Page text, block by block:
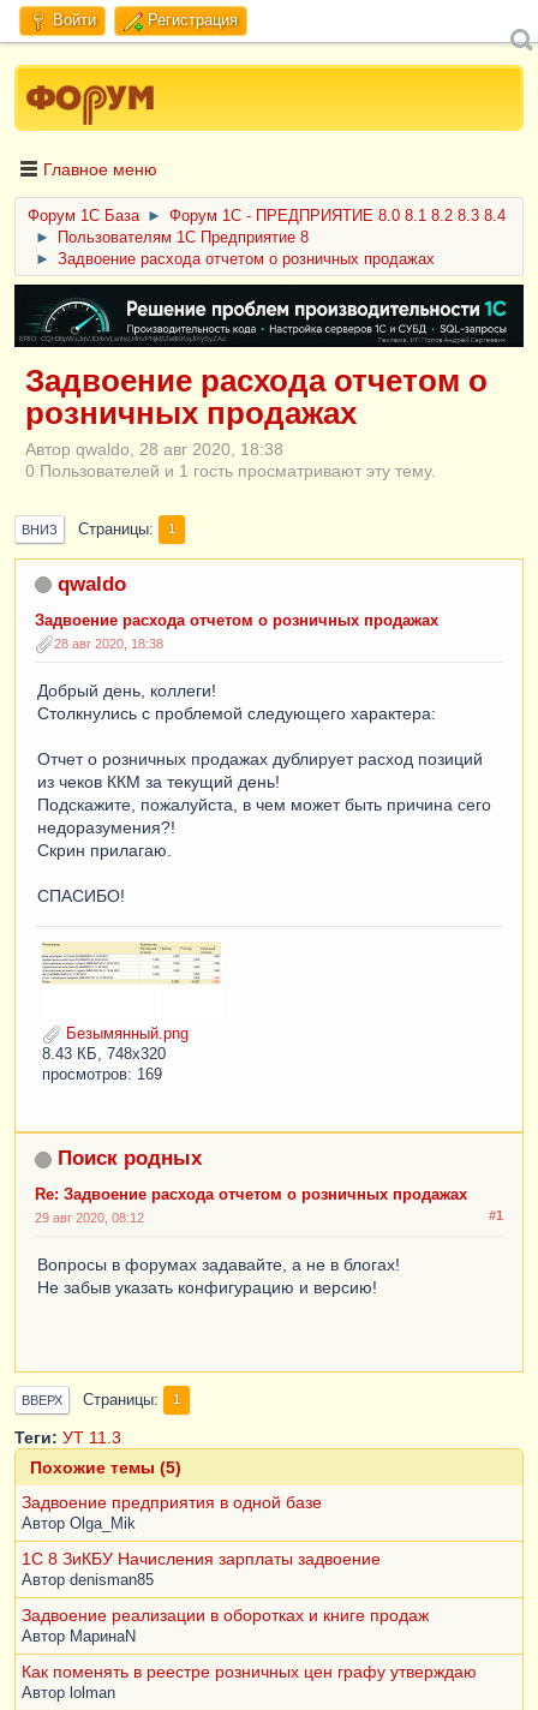
Войти Регистрация
Главное меню
Форум 1C База ►
Форум 1С - ПРЕДПРИЯТИЕ 8.0 8.1 8.2 8.3 8.4
►
Пользователям 1С Предприятие 8
►
Задвоение расхода отчетом о розничных продажах
ERID: CQH36pWzJqVJD4xVLsnhcU4hVPNjkBZe8KKxjJiYySyZAz
Задвоение расхода отчетом о
розничных продажах
Автор qwaldo, 28 авг 2020, 18:38
0 Пользователей и 1 гость просматривают эту тему.
ВНИЗ Страницы 1
qwaldo
Задвоение расхода отчетом о розничных продажах
28 авг 2020, 18:38
Добрый день, коллеги!
Столкнулись с проблемой следующего характера:
Отчет о розничных продажах дублирует расход позиций
из чеков ККМ за текущий день!
Подскажите, пожалуйста, в чем может быть причина сего
недоразумения?!
Скрин прилагаю.
СПАСИБО!
Безымянный.png
8.43 КБ, 748x320
просмотров: 169
Поиск родных
Re: Задвоение расхода отчетом о розничных продажах
#1
29 авг 2020, 08:12
Вопросы в форумах задавайте, а не в блогах!
Не забыв указать конфигурацию и версию!
ВВЕРХ Страницы 1
Теги: УТ 11.3
Похожие темы (5)
Задвоение предприятия в одной базе
Автор Olga_Mik
1C 8 ЗиКБУ Начисления зарплаты задвоение
Автор denisman85
Задвоение реализации в оборотках и книге продаж
Автор МаринаN
Как поменять в реестре розничных цен графу утверждаю
Автор lolman